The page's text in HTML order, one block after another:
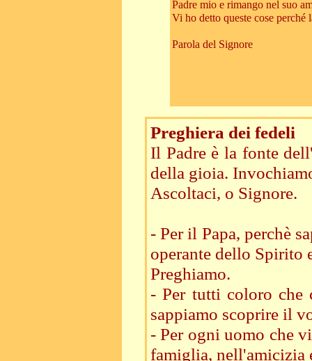
Padre mio e rimango nel suo
Vi ho detto queste cose
Parola del Signore
Preghiera dei fedeli
Il Padre è la fonte
della gioia.
Ascoltaci, o Signore.
- Per il Papa, perchè
operante dello Spirito
Preghiamo.
- Per tutti coloro che
sappiamo scoprire il
- Per ogni uomo che
famiglia, nell'amicizia